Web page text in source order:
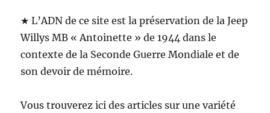
★ L’ADN de ce site est la préservation de la Jeep
Willys MB « Antoinette » de 1944 dans le
contexte de la Seconde Guerre Mondiale et de
son devoir de mémoire.
Vous trouverez ici des articles sur une variété